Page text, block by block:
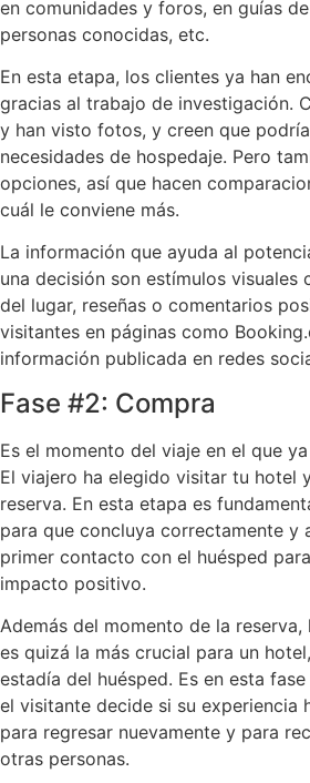
en comunidades y foros, en guías
personas conocidas, etc.
En esta etapa, los clientes ya han
gracias al trabajo de investigación.
y han visto fotos, y creen que
necesidades de hospedaje. Pero
opciones, así que hacen
cuál le conviene más.
La información que ayuda al
una decisión son estímulos
del lugar, reseñas o comentarios
visitantes en páginas como
información publicada en redes
Fase #2: Compra
Es el momento del viaje en el que
El viajero ha elegido visitar tu hotel
reserva. En esta etapa es
para que concluya correctamente y
primer contacto con el huésped
impacto positivo.
Además del momento de la
es quizá la más crucial para un
estadía del huésped. Es en esta
el visitante decide si su experiencia
para regresar nuevamente y para
otras personas.